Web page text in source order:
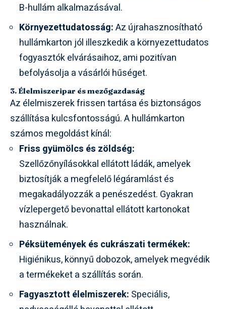
B-hullám alkalmazásával.
Környezettudatosság:Az újrahasznosítható
hullámkarton jól illeszkedik a környezettudatos
fogyasztók elvárásaihoz, ami pozitívan
befolyásolja a vásárlói hűséget.
3. Élelmiszeripar és mezőgazdaság
Az élelmiszerek frissen tartása és biztonságos
szállítása kulcsfontosságú. A hullámkarton
számos megoldást kínál:
Friss gyümölcs és zöldség:
Szellőzőnyílásokkal ellátott ládák, amelyek
biztosítják a megfelelő légáramlást és
megakadályozzák a penészedést. Gyakran
vízlepergető bevonattal ellátott kartonokat
használnak.
Péksütemények és cukrászati termékek:
Higiénikus, könnyű dobozok, amelyek megvédik
a termékeket a szállítás során.
Fagyasztott élelmiszerek: Speciális,